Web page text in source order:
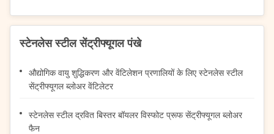
स्टेनलेस स्टील सेंट्रीफ्यूगल पंखे
औद्योगिक वायु शुद्धिकरण और वेंटिलेशन प्रणालियों के लिए स्टेनलेस स्टील
सेंट्रीफ्यूगल ब्लोअर वेंटिलेटर
स्टेनलेस स्टील द्रवित बिस्तर बॉयलर विस्फोट प्रूफ सेंट्रीफ्यूगल ब्लोअर
फैन